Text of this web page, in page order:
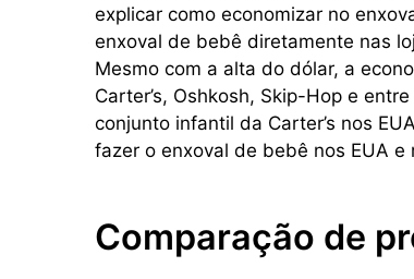
explicar como economizar no
enxoval de bebê diretamente nas
Mesmo com a alta do dólar, a
Carter’s, Oshkosh, Skip-Hop e
conjunto infantil da Carter’s nos
fazer o enxoval de bebê nos EUA e
Comparação de